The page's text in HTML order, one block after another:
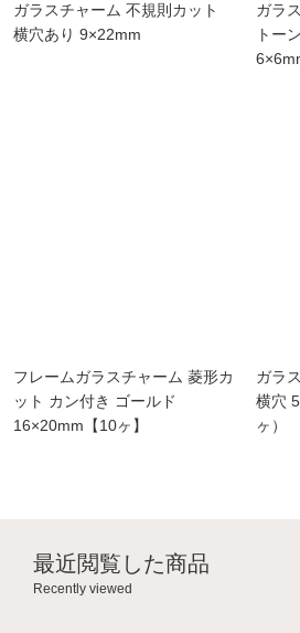
ガラスチャーム 不規則カット
横穴あり 9×22mm
ガラ
トー
フレームガラスチャーム 菱形カ
ット カン付き ゴールド
16×20mm【10ヶ】
ガラ
横穴
ヶ）
最近閲覧した商品
Recently viewed